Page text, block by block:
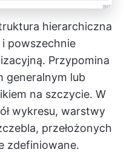
hierarchiczna
powszechnie
Przypomina
generalnym lub
na szczycie. W
wykresu, warstwy
przełożonych
zdefiniowane.